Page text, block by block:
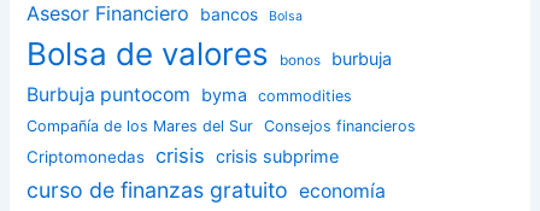
Asesor Financiero bancos Bolsa
Bolsa de valores bonos burbuja
Burbuja puntocom byma
commodities
Compañía de los Mares del Sur
Consejos financieros
Criptomonedas crisis crisis subprime
curso de finanzas gratuito economía